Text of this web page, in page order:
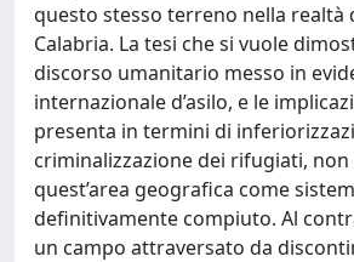
questo stesso terreno nella realtà
Calabria. La tesi che si vuole
discorso umanitario messo in
internazionale d’asilo, e le
presenta in termini di
criminalizzazione dei rifugiati, non
quest’area geografica come
definitivamente compiuto. Al
un campo attraversato da